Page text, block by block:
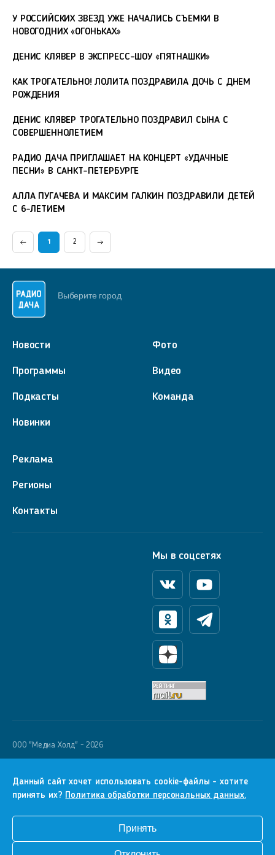
У РОССИЙСКИХ ЗВЕЗД УЖЕ НАЧАЛИСЬ СЪЕМКИ В
НОВОГОДНИХ «ОГОНЬКАХ»
ДЕНИС КЛЯВЕР В ЭКСПРЕСС-ШОУ «ПЯТНАШКИ»
КАК ТРОГАТЕЛЬНО! ЛОЛИТА ПОЗДРАВИЛА ДОЧЬ С ДНЕМ
РОЖДЕНИЯ
ДЕНИС КЛЯВЕР ТРОГАТЕЛЬНО ПОЗДРАВИЛ СЫНА С
СОВЕРШЕННОЛЕТИЕМ
РАДИО ДАЧА ПРИГЛАШАЕТ НА КОНЦЕРТ «УДАЧНЫЕ
ПЕСНИ» В САНКТ-ПЕТЕРБУРГЕ
АЛЛА ПУГАЧЕВА И МАКСИМ ГАЛКИН ПОЗДРАВИЛИ ДЕТЕЙ
С 6-ЛЕТИЕМ
1 2
Выберите город
Новости
Программы
Подкасты
Новинки
Фото
Видео
Команда
Реклама
Регионы
Контакты
Мы в соцсетях
ВконтактеYoutube
ОдноклассникиТелеграм
Яндекс Дзен
OOO "Медиа Холд" - 2026
16+
Информация для правообладателей
Условия
Конфиденциальность
Данный сайт хочет использовать cookie-файлы - хотите
принять их? Политика обработки персональных данных.
Принять